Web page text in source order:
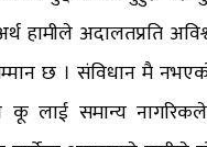
हामीले अदालतप्रति
छ । संविधान मै
लाई समान्य